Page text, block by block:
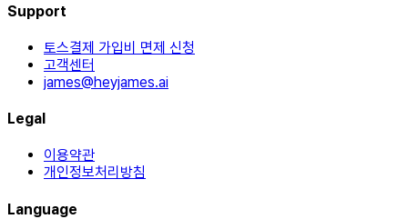
Support
토스결제 가입비 면제 신청
고객센터
james@heyjames.ai
Legal
이용약관
개인정보처리방침
Language